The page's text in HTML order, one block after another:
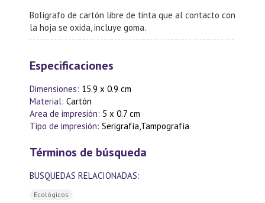
Bolígrafo de cartón libre de tinta que al contacto con
la hoja se oxida, incluye goma.
Especificaciones
Dimensiones: 15.9 x 0.9 cm
Material: Cartón
Area de impresión: 5 x 0.7 cm
Tipo de impresión: Serigrafía,Tampografía
Términos de búsqueda
BUSQUEDAS RELACIONADAS:
Ecológicos